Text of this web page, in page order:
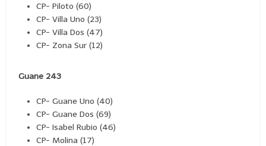
CP- Piloto (60)
CP- Villa Uno (23)
CP- Villa Dos (47)
CP- Zona Sur (12)
Guane 243
CP- Guane Uno (40)
CP- Guane Dos (69)
CP- Isabel Rubio (46)
CP- Molina (17)